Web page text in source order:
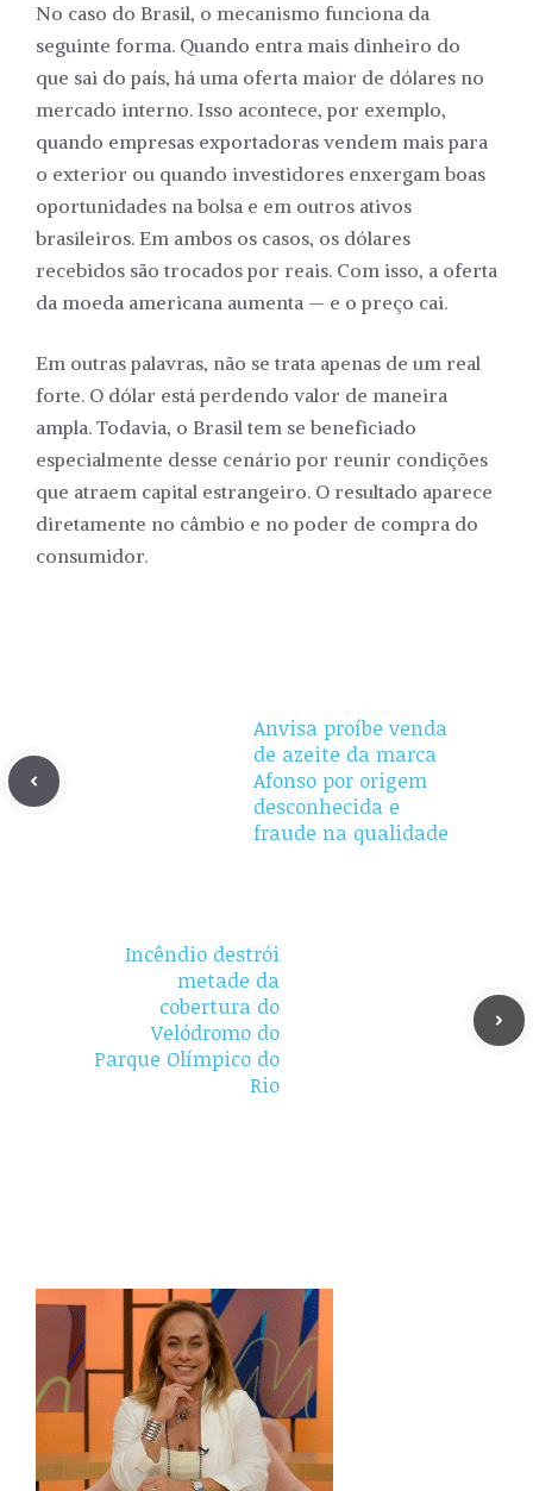
No caso do Brasil, o mecanismo funciona da
seguinte forma. Quando entra mais dinheiro do
que sai do país, há uma oferta maior de dólares no
mercado interno. Isso acontece, por exemplo,
quando empresas exportadoras vendem mais para
o exterior ou quando investidores enxergam boas
oportunidades na bolsa e em outros ativos
brasileiros. Em ambos os casos, os dólares
recebidos são trocados por reais. Com isso, a oferta
da moeda americana aumenta — e o preço cai.
Em outras palavras, não se trata apenas de um real
forte. O dólar está perdendo valor de maneira
ampla. Todavia, o Brasil tem se beneficiado
especialmente desse cenário por reunir condições
que atraem capital estrangeiro. O resultado aparece
diretamente no câmbio e no poder de compra do
consumidor.
Anvisa proíbe venda
de azeite da marca
Afonso por origem
desconhecida e
fraude na qualidade
Incêndio destrói
metade da
cobertura do
Velódromo do
Parque Olímpico do
Rio